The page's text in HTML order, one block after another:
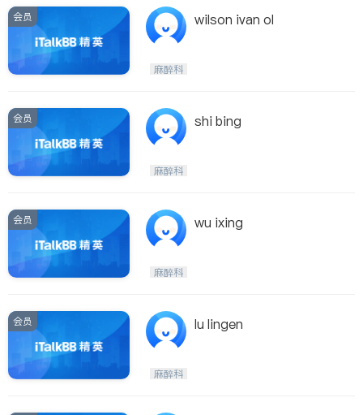
会员 wilson ivan ol
麻醉科
会员 shi bing
麻醉科
会员 wu ixing
麻醉科
会员 lu lingen
麻醉科